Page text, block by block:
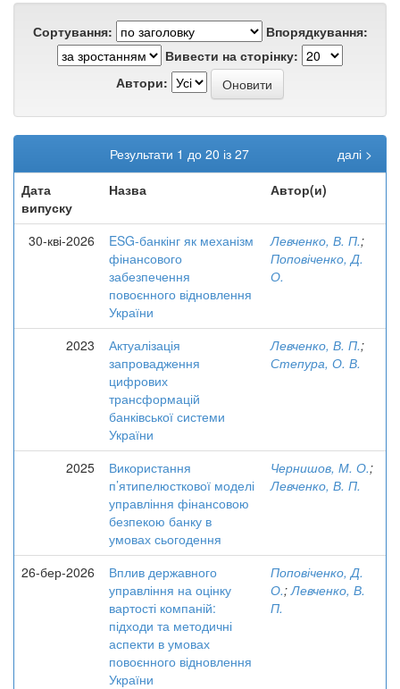
Сортування:
Впорядкування:
Вивести на сторінку:
Автори:
Результати 1 до 20 із 27
далі >
Дата
випуску
Назва Автор(и)
30-кві-2026
ESG-банкінг як механізм
фінансового
забезпечення
повоєнного відновлення
України
Левченко, В. П.;
Поповіченко, Д.
О.
2023
Актуалізація
запровадження
цифрових
трансформацій
банківської системи
України
Левченко, В. П.;
Степура, О. В.
2025
Використання
п’ятипелюсткової моделі
управління фінансовою
безпекою банку в
умовах сьогодення
Чернишов, М. О.;
Левченко, В. П.
26-бер-2026
Вплив державного
управління на оцінку
вартості компаній:
підходи та методичні
аспекти в умовах
повоєнного відновлення
України
Поповіченко, Д.
О.;Левченко, В.
П.